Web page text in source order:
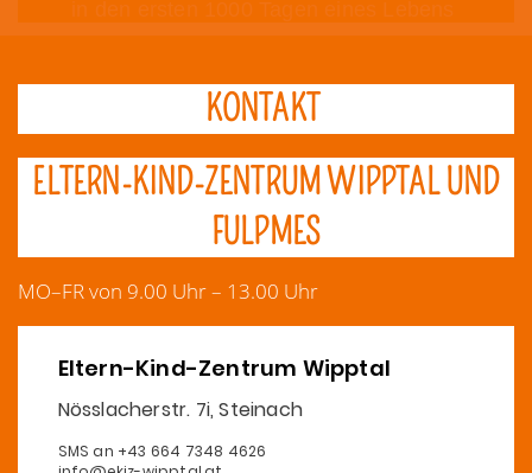
KONTAKT
ELTERN-KIND-ZENTRUM WIPPTAL UND
FULPMES
MO–FR von 9.00 Uhr – 13.00 Uhr
Eltern-Kind-Zentrum Wipptal
Nösslacherstr. 7i, Steinach
SMS an +43 664 7348 4626